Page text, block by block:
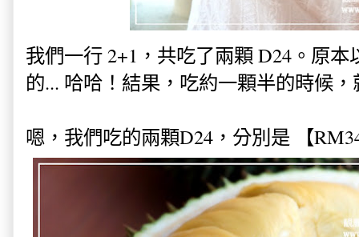
我們一行 2+1，共吃了兩顆 D24。原
的... 哈哈！結果，吃約一顆半的時候
嗯，我們吃的兩顆D24，分別是 【